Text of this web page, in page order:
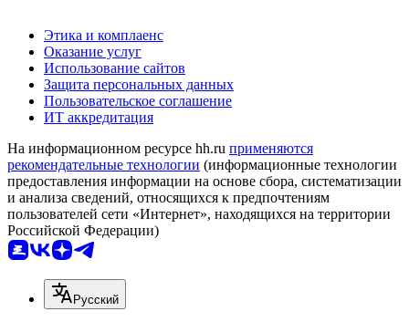
Этика и комплаенс
Оказание услуг
Использование сайтов
Защита персональных данных
Пользовательское соглашение
ИТ аккредитация
На информационном ресурсе hh.ru применяются
рекомендательные технологии (информационные технологии
предоставления информации на основе сбора, систематизации
и анализа сведений, относящихся к предпочтениям
пользователей сети «Интернет», находящихся на территории
Российской Федерации)
Русский